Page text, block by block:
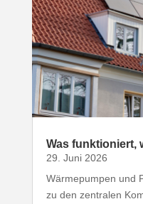
Was funk­tio­niert,
29. Juni 2026
Wärme­pumpen und
zu den zentralen